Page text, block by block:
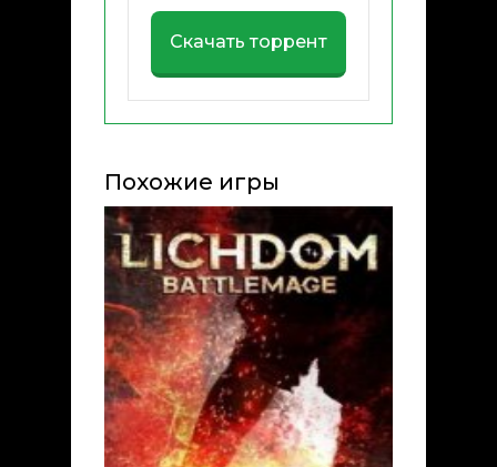
Скачать торрент
Похожие игры